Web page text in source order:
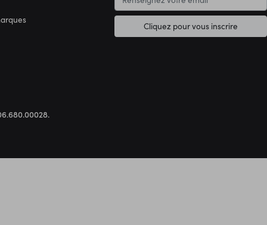
Cliquez pour vous inscrire